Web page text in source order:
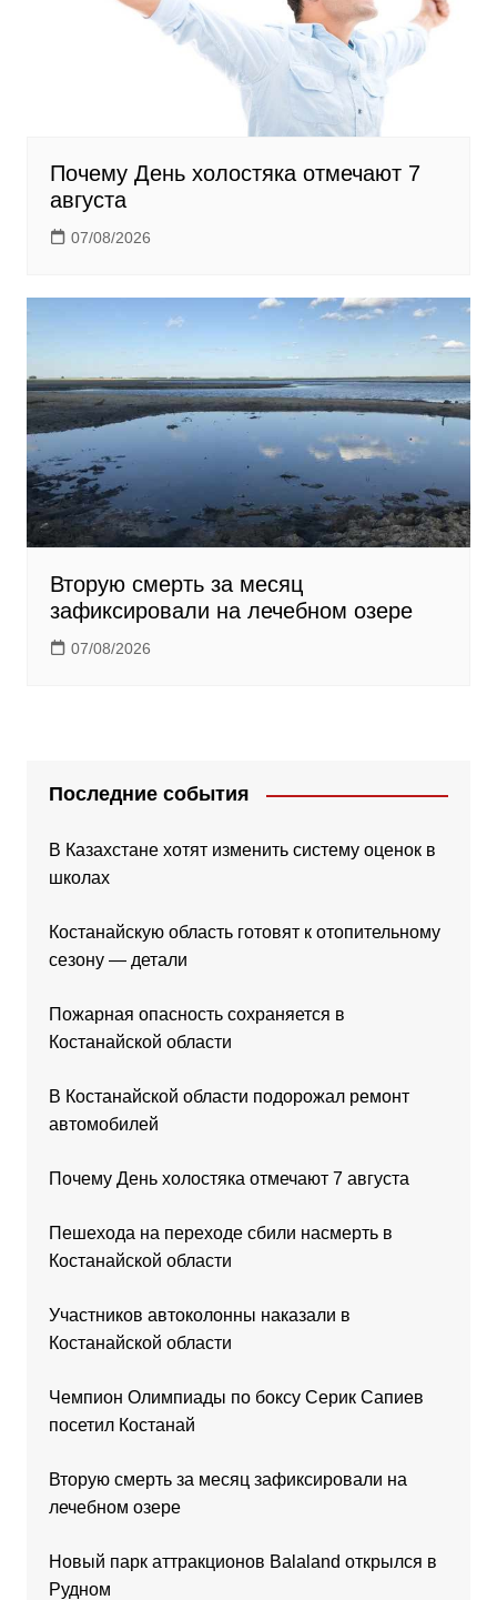
Почему День холостяка отмечают 7
августа
07/08/2026
Вторую смерть за месяц
зафиксировали на лечебном озере
07/08/2026
Последние события
В Казахстане хотят изменить систему оценок в
школах
Костанайскую область готовят к отопительному
сезону — детали
Пожарная опасность сохраняется в
Костанайской области
В Костанайской области подорожал ремонт
автомобилей
Почему День холостяка отмечают 7 августа
Пешехода на переходе сбили насмерть в
Костанайской области
Участников автоколонны наказали в
Костанайской области
Чемпион Олимпиады по боксу Серик Сапиев
посетил Костанай
Вторую смерть за месяц зафиксировали на
лечебном озере
Новый парк аттракционов Balaland открылся в
Рудном